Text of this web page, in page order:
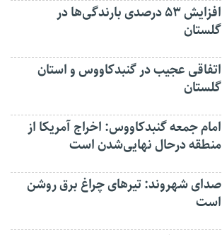
افزایش ۵۳ درصدی بارندگی‌ها در
گلستان
اتفاقی عجیب در‌ گنبدکاووس و استان
گلستان
امام جمعه گنبدکاووس: اخراج آمریکا از
منطقه درحال نهایی‌شدن است
صدای شهروند: تیرهای چراغ برق روشن
است